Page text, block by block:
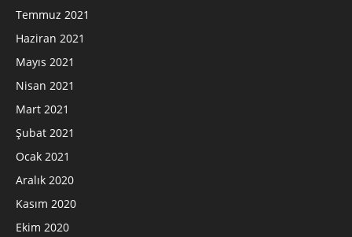
Temmuz 2021
Haziran 2021
Mayıs 2021
Nisan 2021
Mart 2021
Şubat 2021
Ocak 2021
Aralık 2020
Kasım 2020
Ekim 2020